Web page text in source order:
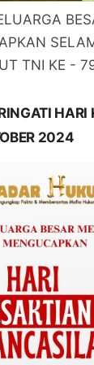
TNI KE -
HARI
2024